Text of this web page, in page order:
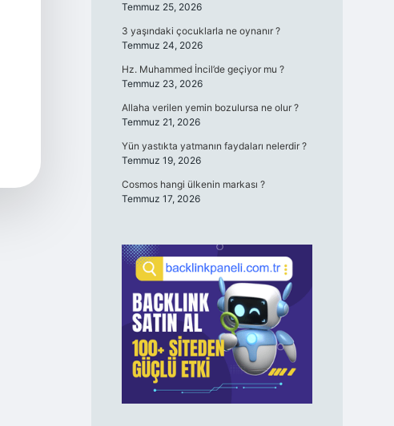
Temmuz 25, 2026
3 yaşındaki çocuklarla ne oynanır ?
Temmuz 24, 2026
Hz. Muhammed İncil’de geçiyor mu ?
Temmuz 23, 2026
Allaha verilen yemin bozulursa ne olur ?
Temmuz 21, 2026
Yün yastıkta yatmanın faydaları nelerdir ?
Temmuz 19, 2026
Cosmos hangi ülkenin markası ?
Temmuz 17, 2026